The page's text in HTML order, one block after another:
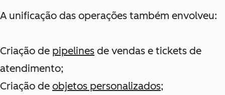
A unificação das operações também envolveu:
Criação de pipelines de vendas e tickets de
atendimento;
Criação de objetos personalizados;